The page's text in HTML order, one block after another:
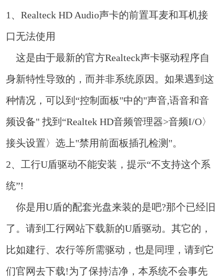
1、Realteck HD Audio声卡的前置耳麦和耳机接
口无法使用
这是由于最新的官方Realteck声卡驱动程序自
身新特性导致的，而并非系统原因。如果遇到这
种情况，可以到“控制面板"中的"声音,语音和音
频设备" 找到“Realtek HD音频管理器>音频I/O〉
接头设置〉选上"禁用前面板插孔检测"。
2、工行U盾驱动不能安装，提示“不支持这个系
统”!
你是用U盾的配套光盘来装的是吧?那个已经旧
了。请到工行网站下载新的U盾驱动。其它的，
比如建行、农行等所需驱动，也是同理，请到它
们官网去下载!为了保持洁净，本系统不会事先